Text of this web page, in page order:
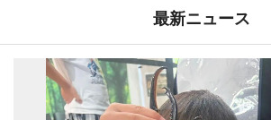
最新ニュース